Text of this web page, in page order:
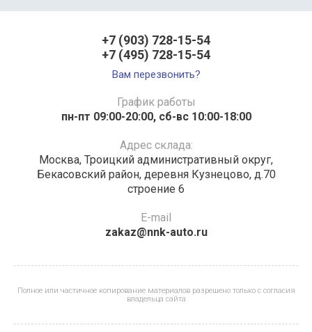
+7 (903) 728-15-54
+7 (495) 728-15-54
Вам перезвонить?
График работы
пн-пт 09:00-20:00, сб-вс 10:00-18:00
Адрес склада:
Москва, Троицкий административный округ,
Бекасовский район, деревня Кузнецово, д.70
строение 6
E-mail
zakaz@nnk-auto.ru
Полное или частичное копирование материалов разрешено только с согласия
владельца сайта